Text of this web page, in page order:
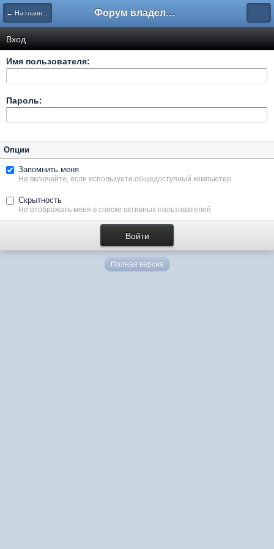
← На главную Форум владельцев интернет-магазинов
Вход
Имя пользователя:
Пароль:
Опции
Запомнить меня
Не включайте, если используете общедоступный компьютер
Скрытность
Не отображать меня в списке активных пользователей
Полная версия